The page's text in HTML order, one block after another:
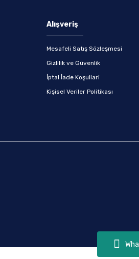
Alışveriş
Mesafeli Satış Sözleşmesi
Gizlilik ve Güvenlik
İptal İade Koşullari
Kişisel Veriler Politikası